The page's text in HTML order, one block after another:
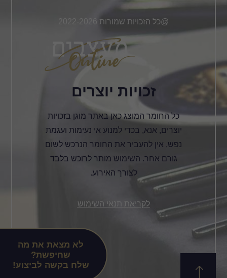
לא מצאת את מה
שחיפשת?
שלח בקשה לביצוע!
@כל הזכויות שמורות 2022-2026
זכויות יוצרים
כל החומר המוצג כאן באתר מוגן בזכויות
יוצרים, אנא, בכדי למנוע אי נעימות ועגמת
נפש, אין להעביר את החומר הנרכש לשום
גורם אחר. השימוש מותר לרוכש בלבד
לצורך האירוע.
לקריאת תנאי השימוש